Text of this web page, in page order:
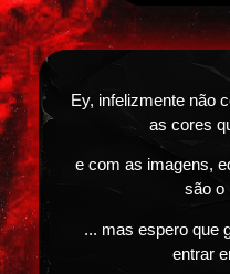
Ey, infelizmente não
as cores
e com as imagens,
são o
... mas espero que
entrar